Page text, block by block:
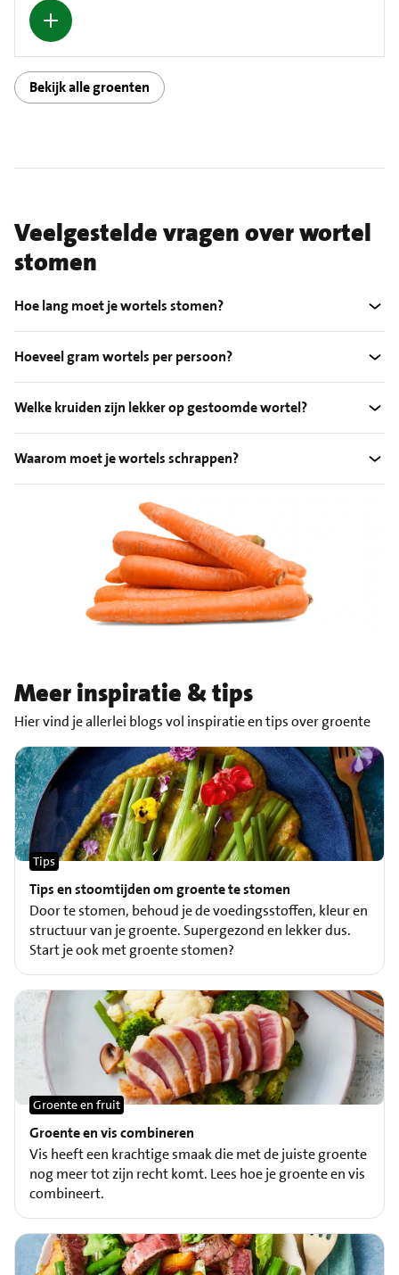
Bekijk alle groenten
Veelgestelde vragen over wortel
stomen
Hoe lang moet je wortels stomen?
Hoeveel gram wortels per persoon?
Welke kruiden zijn lekker op gestoomde wortel?
Waarom moet je wortels schrappen?
Meer inspiratie & tips
Hier vind je allerlei blogs vol inspiratie en tips over groente
Tips en stoomtijden om groente te stomen
Tips
Door te stomen, behoud je de voedingsstoffen, kleur en
structuur van je groente. Supergezond en lekker dus.
Start je ook met groente stomen?
Groente en vis combineren
Groente en fruit
Vis heeft een krachtige smaak die met de juiste groente
nog meer tot zijn recht komt. Lees hoe je groente en vis
combineert.